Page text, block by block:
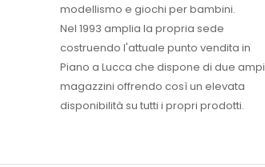
modellismo e giochi per bambini.
Nel 1993 amplia la propria sede
costruendo l'attuale punto vendita in
Piano a Lucca che dispone di due ampi
magazzini offrendo così un elevata
disponibilità su tutti i propri prodotti.